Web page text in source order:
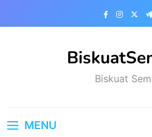
Biskuat
MENU